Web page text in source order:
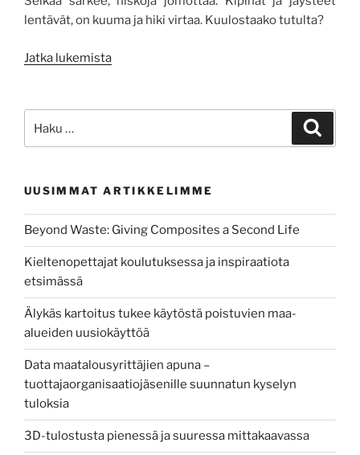
lentävät, on kuuma ja hiki virtaa. Kuulostaako tutulta?
Jatka lukemista”Robotisoidun
ja
työtehtäviin”
UUSIMMAT ARTIKKELIMME
Beyond Waste: Giving Composites a Second Life
Kieltenopettajat koulutuksessa ja inspiraatiota
etsimässä
Älykäs kartoitus tukee käytöstä poistuvien maa-
alueiden uusiokäyttöä
Data maatalousyrittäjien apuna –
tuottajaorganisaatiojäsenille suunnatun kyselyn
tuloksia
3D-tulostusta pienessä ja suuressa mittakaavassa